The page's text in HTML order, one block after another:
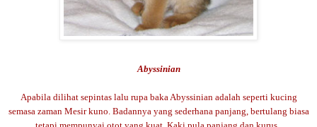
Abyssinian
Apabila dilihat sepintas lalu rupa baka Abyssinian adalah seperti kucing
semasa zaman Mesir kuno. Badannya yang sederhana panjang, bertulang biasa